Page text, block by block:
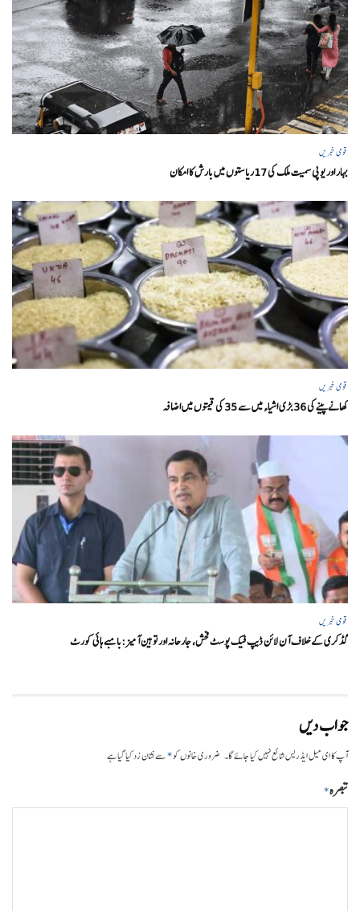
قومی خبریں
بہار اور یو پی سمیت ملک کی 17ریاستوں میں بارش کا امکان
قومی خبریں
کھانے پینے کی 36 بڑی اشیاء میں سے 35 کی قیمتوں میں اضافہ
قومی خبریں
گڈکری کے خلاف آن لائن ڈیپ فیک پوسٹ فحش، جارحانہ اور توہین آمیز:بامبے ہائی کورٹ
جواب دیں
آپ کا ای میل ایڈریس شائع نہیں کیا جائے گا۔ ضروری خانوں کو*سے نشان زد کیا گیا ہے
تبصرہ*